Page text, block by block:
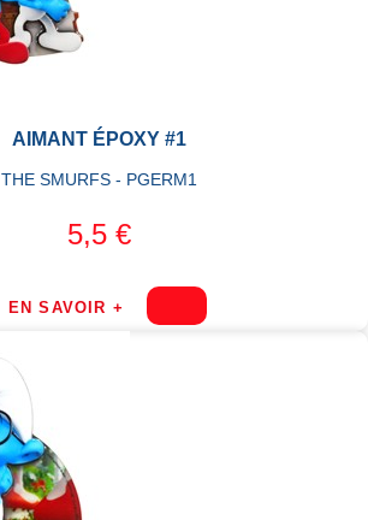
AIMANT ÉPOXY #1
THE SMURFS - PGERM1
5,5 €
EN SAVOIR +